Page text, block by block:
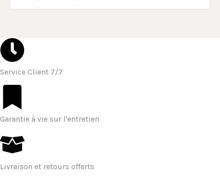
Service Client 7/7
Garantie à vie sur l'entretien
Livraison et retours offerts